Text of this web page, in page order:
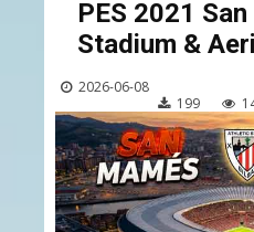
PES 2021
Stadium &
2026-06-08
199